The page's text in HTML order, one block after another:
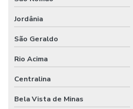
Jordânia
São Geraldo
Rio Acima
Centralina
Bela Vista de Minas